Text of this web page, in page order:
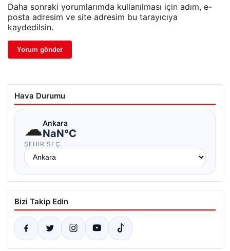
Daha sonraki yorumlarımda kullanılması için adım, e-
posta adresim ve site adresim bu tarayıcıya
kaydedilsin.
Hava Durumu
☁Ankara
NaN°C
ŞEHIR SEÇ
Bizi Takip Edin